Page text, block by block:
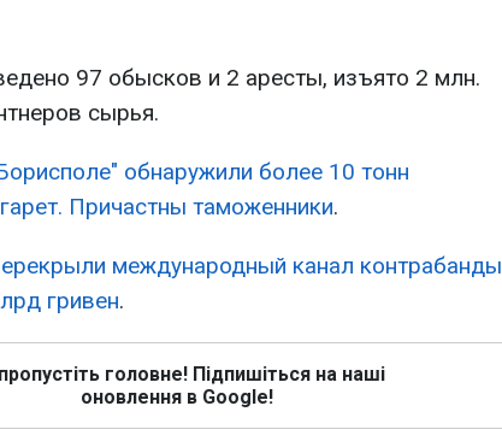
97 обысков и 2 аресты, изъято 2 млн.
сырья.
обнаружили более 10 тонн
Причастны таможенники.
международный канал контрабанды
гривен.
головне! Підпишіться на наші
оновлення в Google!